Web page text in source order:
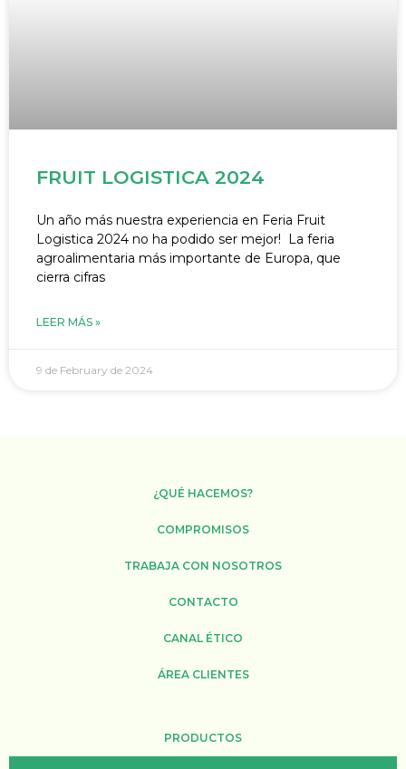
FRUIT LOGISTICA 2024
Un año más nuestra experiencia en Feria Fruit
Logistica 2024 no ha podido ser mejor! La feria
agroalimentaria más importante de Europa, que
cierra cifras
LEER MÁS »
9 de February de 2024
¿QUÉ HACEMOS?
COMPROMISOS
TRABAJA CON NOSOTROS
CONTACTO
CANAL ÉTICO
ÁREA CLIENTES
PRODUCTOS